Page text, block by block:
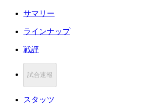
サマリー
ラインナップ
戦評
試合速報
スタッツ